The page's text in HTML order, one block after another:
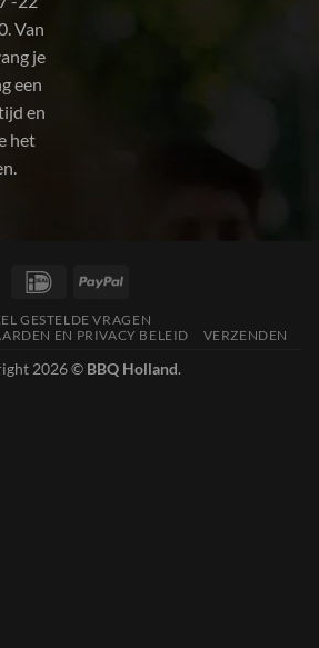
Van
je
een
en
het
IDeal
GESTELDE VRAGEN
EN PRIVACY BELEID
VERZENDEN
2026 © BBQ Holland.